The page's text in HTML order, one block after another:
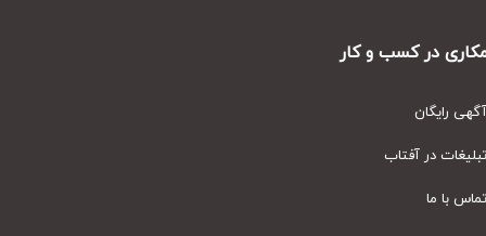
در کسب و کار
رایگان
در آفتاب
با ما